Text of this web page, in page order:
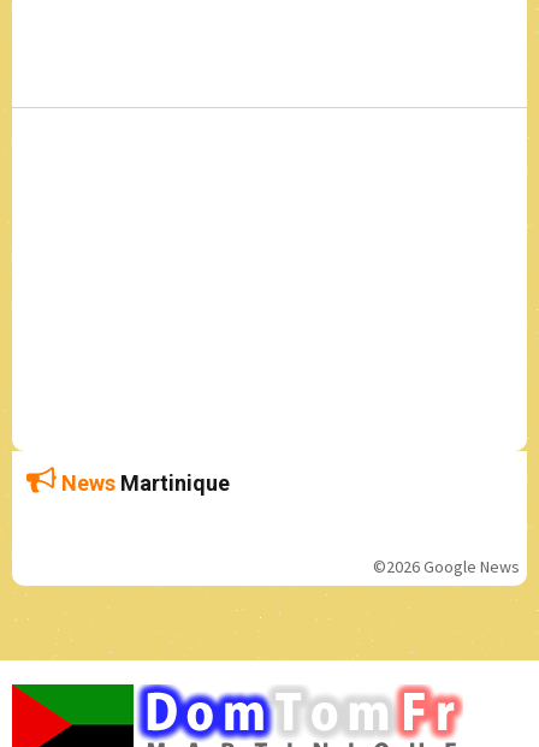
News Martinique
©2026 Google News